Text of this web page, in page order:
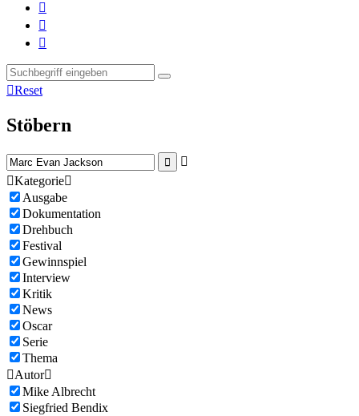



Reset
Stöbern


Kategorie
Ausgabe
Dokumentation
Drehbuch
Festival
Gewinnspiel
Interview
Kritik
News
Oscar
Serie
Thema
Autor
Mike Albrecht
Siegfried Bendix